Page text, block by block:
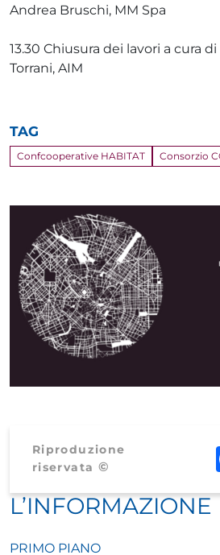
Andrea Bruschi, MM Spa
13.30 Chiusura dei lavori a cura
Torrani, AIM
TAG
Confcooperative HABITAT Consorzio
Riproduzione
riservata ©
L’INFORMAZIONE
PRIMO PIANO